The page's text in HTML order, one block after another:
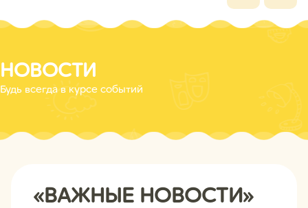
НОВОСТИ
Будь всегда в курсе событий
«ВАЖНЫЕ НОВОСТИ»